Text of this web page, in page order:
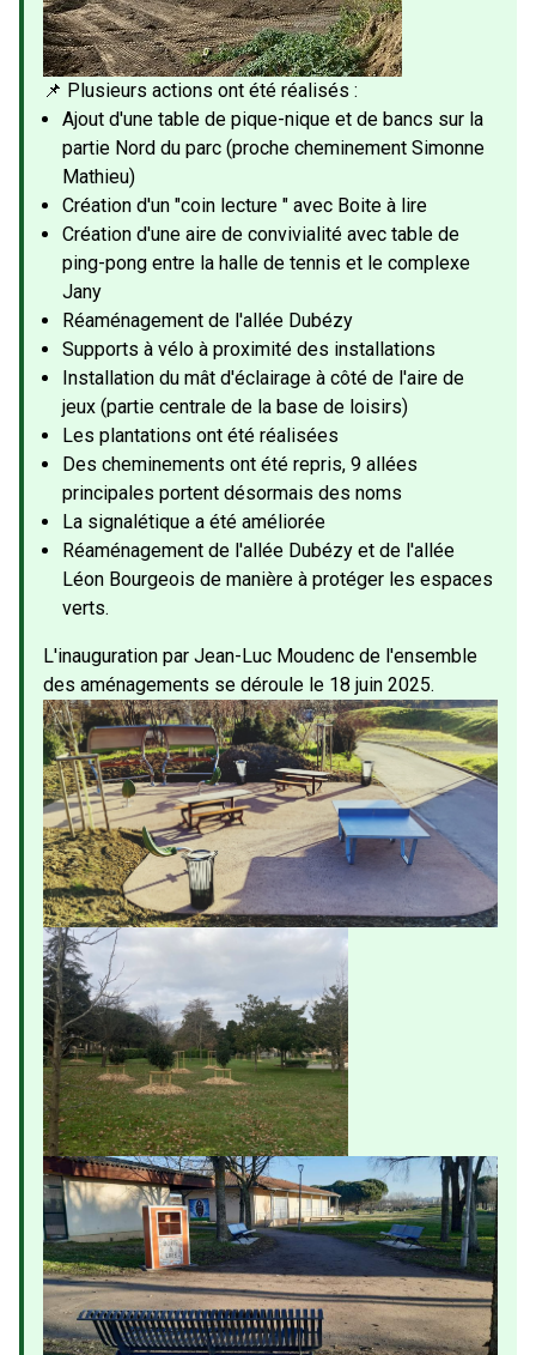
📌 Plusieurs actions ont été réalisés :
Ajout d'une table de pique-nique et de bancs sur la
partie Nord du parc (proche cheminement Simonne
Mathieu)
Création d'un "coin lecture " avec Boite à lire
Création d'une aire de convivialité avec table de
ping-pong entre la halle de tennis et le complexe
Jany
Réaménagement de l'allée Dubézy
Supports à vélo à proximité des installations
Installation du mât d'éclairage à côté de l'aire de
jeux (partie centrale de la base de loisirs)​
Les plantations ont été réalisées
Des cheminements ont été repris, 9 allées
principales portent désormais des noms
La signalétique a été améliorée
Réaménagement de l'allée Dubézy et de l'allée
Léon Bourgeois de manière à protéger les espaces
verts.
L'inauguration par Jean-Luc Moudenc de l'ensemble
des aménagements se déroule le 18 juin 2025.